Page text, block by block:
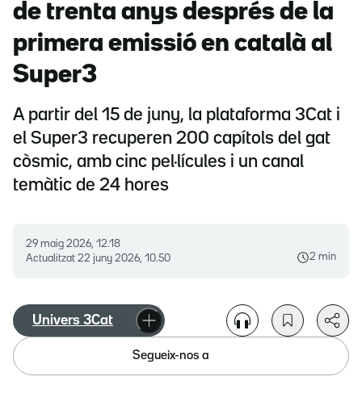
de trenta anys després de la
primera emissió en català al
Super3
A partir del 15 de juny, la plataforma 3Cat i
el Super3 recuperen 200 capítols del gat
còsmic, amb cinc pel·lícules i un canal
temàtic de 24 hores
29 maig 2026, 12.18
Actualitzat 22 juny 2026, 10.50 2 min
Univers 3Cat
Segueix-nos a